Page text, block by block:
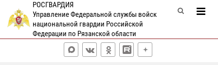
РОСГВАРДИЯ
Управление Федеральной службы войск
национальной гвардии Российской
Федерации по Рязанской области